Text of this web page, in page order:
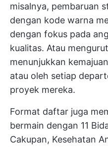
misalnya, pembaruan
dengan kode warna
dengan fokus pada
kualitas. Atau
menunjukkan
atau oleh setiap
proyek mereka.
Format daftar juga
bermain dengan 11
Cakupan, Kesehatan